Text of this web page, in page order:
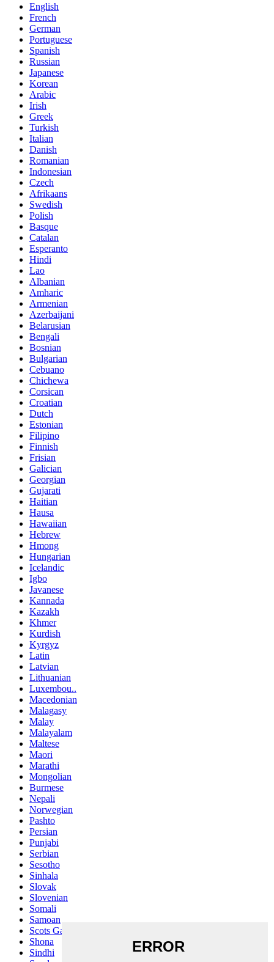
English
French
German
Portuguese
Spanish
Russian
Japanese
Korean
Arabic
Irish
Greek
Turkish
Italian
Danish
Romanian
Indonesian
Czech
Afrikaans
Swedish
Polish
Basque
Catalan
Esperanto
Hindi
Lao
Albanian
Amharic
Armenian
Azerbaijani
Belarusian
Bengali
Bosnian
Bulgarian
Cebuano
Chichewa
Corsican
Croatian
Dutch
Estonian
Filipino
Finnish
Frisian
Galician
Georgian
Gujarati
Haitian
Hausa
Hawaiian
Hebrew
Hmong
Hungarian
Icelandic
Igbo
Javanese
Kannada
Kazakh
Khmer
Kurdish
Kyrgyz
Latin
Latvian
Lithuanian
Luxembou..
Macedonian
Malagasy
Malay
Malayalam
Maltese
Maori
Marathi
Mongolian
Burmese
Nepali
Norwegian
Pashto
Persian
Punjabi
Serbian
Sesotho
Sinhala
Slovak
Slovenian
Somali
Samoan
Scots Gaelic
Shona
Sindhi